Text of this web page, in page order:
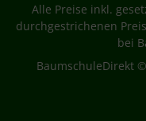
Alle Preise inkl.
durchgestrichenen
bei
BaumschuleDirekt